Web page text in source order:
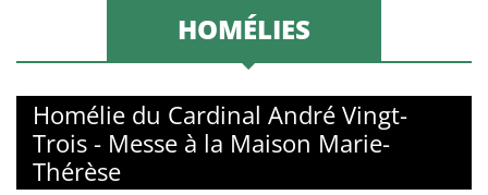
HOMÉLIES
Homélie du Cardinal André Vingt-
Trois - Messe à la Maison Marie-
Thérèse